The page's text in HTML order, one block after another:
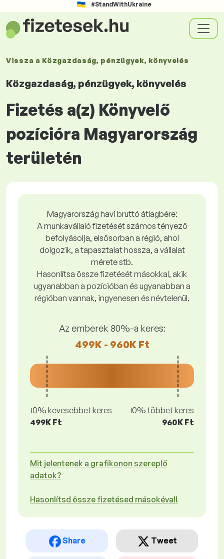
#StandWithUkraine
Vissza a Közgazdaság, pénzügyek, könyvelés
Közgazdaság, pénzügyek, könyvelés
Fizetés a(z) Könyvelő
pozícióra Magyarország
területén
Magyarország havi bruttó átlagbére:
A munkavállaló fizetését számos tényező
befolyásolja, elsősorban a régió, ahol
dolgozik, a tapasztalat hossza, a vállalat
mérete stb.
Hasonlítsa össze fizetését másokkal, akik
ugyanabban a pozícióban és ugyanabban a
régióban vannak, ingyenesen és névtelenül.
Az emberek 80%-a keres:
499K - 960K Ft
10% kevesebbet keres
499K Ft
10% többet keres
960K Ft
Mit jelentenek a grafikonon szereplő
adatok?
Hasonlítsd össze fizetésed másokéval!
Share Tweet